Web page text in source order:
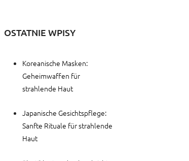
OSTATNIE WPISY
Koreanische Masken:
Geheimwaffen für
strahlende Haut
Japanische Gesichtspflege:
Sanfte Rituale für strahlende
Haut